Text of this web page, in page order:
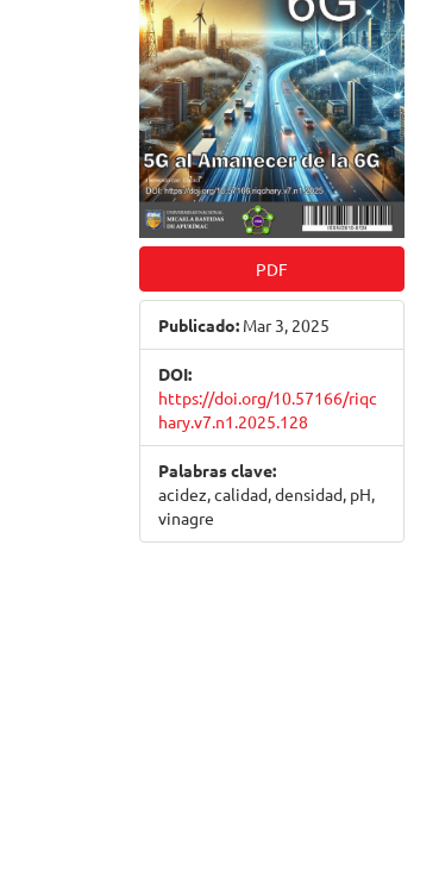
PDF
Publicado: Mar 3, 2025
DOI:
https://doi.org/10.57166/riqc
hary.v7.n1.2025.128
Palabras clave:
acidez, calidad, densidad, pH,
vinagre